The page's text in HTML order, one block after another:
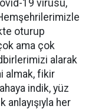
19 virüsü,
oturup
ama çok
alarak
almak, fikir
indik, yüz
anlayışıyla her